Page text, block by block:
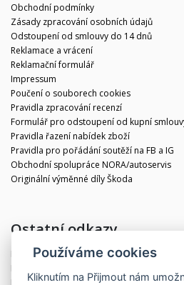
Obchodní podmínky
Zásady zpracování osobních údajů
Odstoupení od smlouvy do 14 dnů
Reklamace a vrácení
Reklamační formulář
Impressum
Poučení o souborech cookies
Pravidla zpracování recenzí
Formulář pro odstoupení od kupní
Pravidla řazení nabídek zboží
Pravidla pro pořádání soutěží na FB a IG
Obchodní spolupráce NORA/autoservis
Originální výměnné díly Škoda
Ostatní odkazy
Blog
Partneři
Používáme cookies
Kliknutím na Přijmout nám